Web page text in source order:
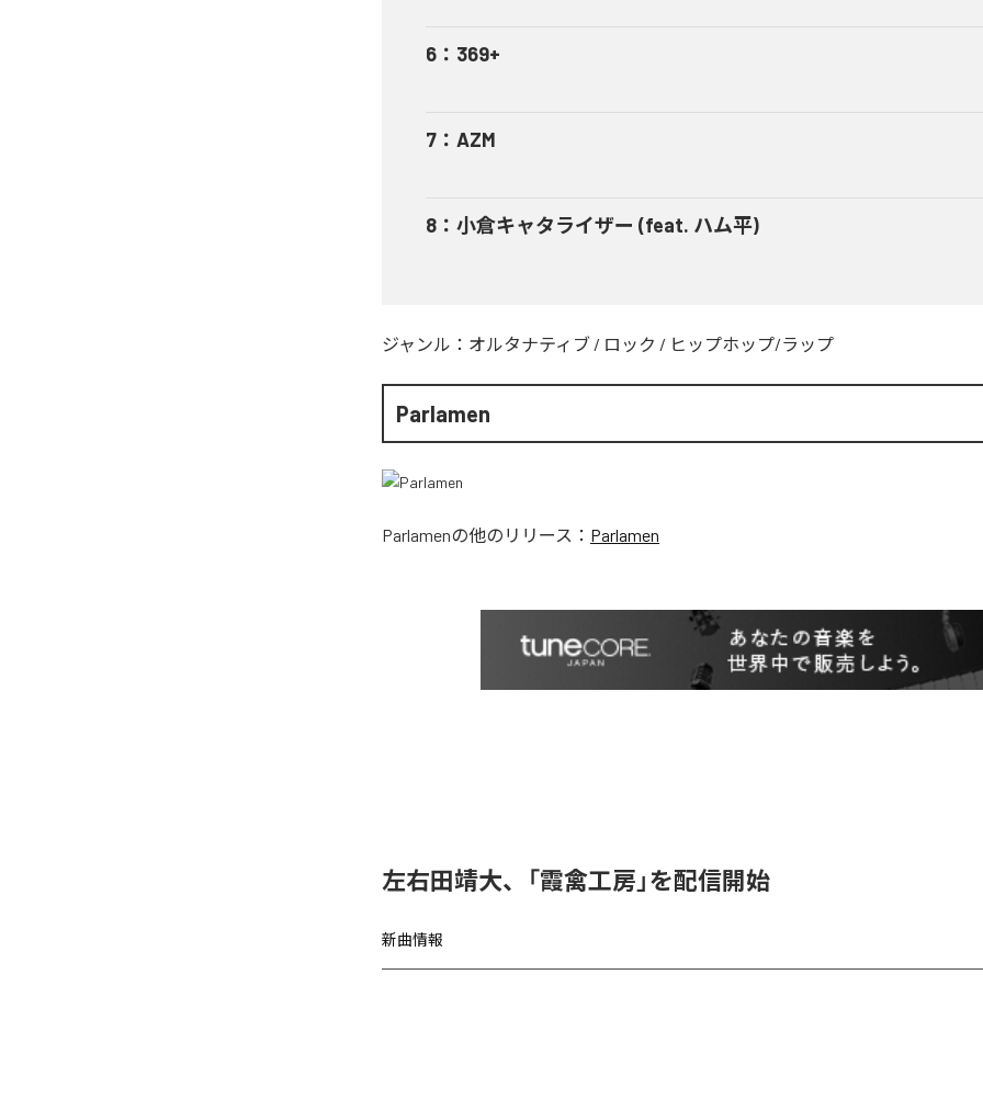
6 ： 369+
7 ： AZM
8 ： 小倉キャタライザー (feat. ハム平)
ジャンル： オルタナティブ / ロック / ヒップホップ/ラップ
Parlamen
Parlamenの他のリリース： Parlamen
左右田靖大、「霞禽工房」を配信開始
新曲情報